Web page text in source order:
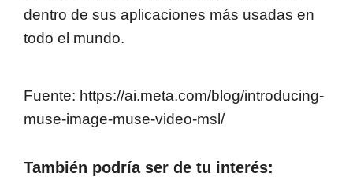
dentro de sus aplicaciones más usadas en
todo el mundo.
Fuente: https://ai.meta.com/blog/introducing-
muse-image-muse-video-msl/
También podría ser de tu interés: